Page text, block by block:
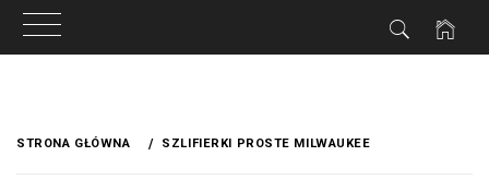
STRONA GŁÓWNA SZLIFIERKI PROSTE MILWAUKEE